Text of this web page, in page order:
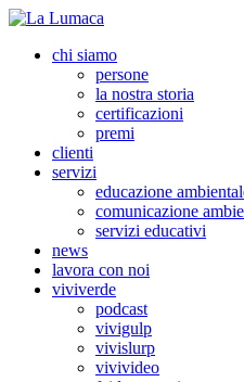
chi siamo
persone
la nostra storia
certificazioni
premi
clienti
servizi
educazione
comunicazione
servizi educativi
news
lavora con noi
viviverde
podcast
vivigulp
vivislurp
vivivideo